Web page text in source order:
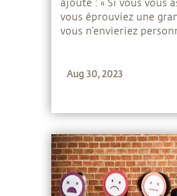
ajoute : « Si vous vous
vous éprouviez une
vous n’envieriez
Aug 30, 2023